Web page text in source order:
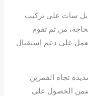
سات على تركيب
من ثم تقوم
تعمل على دعم استقبال
تجاه القمرين
الحصول على